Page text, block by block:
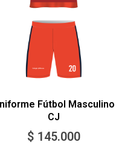
Fútbol Masculino
CJ
$ 145.000